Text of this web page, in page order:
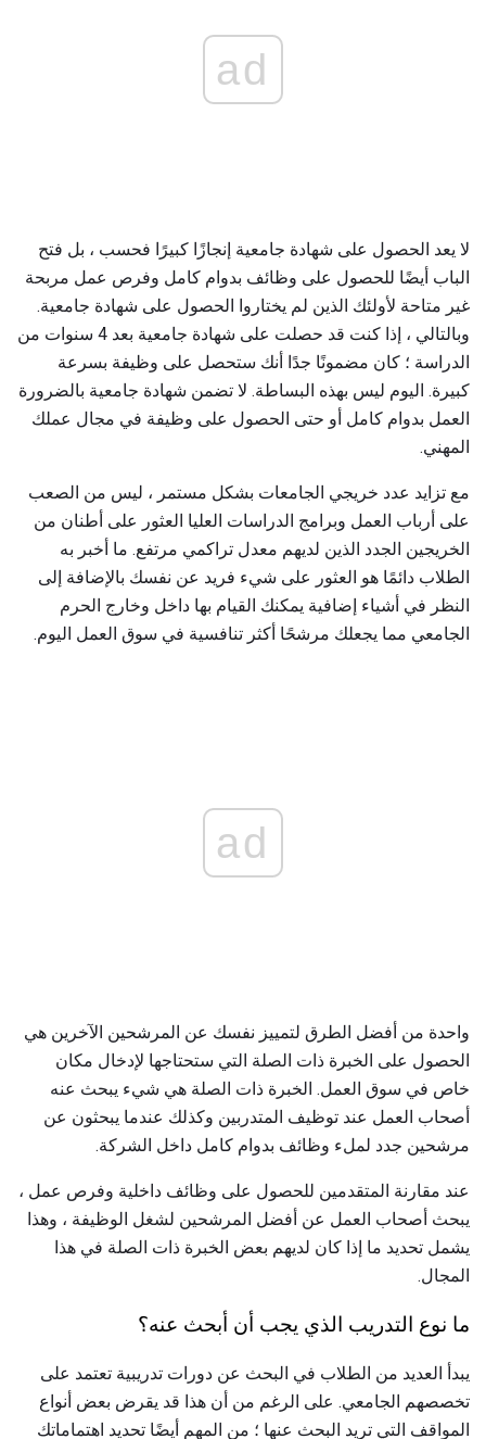
ad
لا يعد الحصول على شهادة جامعية إنجازًا كبيرًا فحسب ، بل فتح
الباب أيضًا للحصول على وظائف بدوام كامل وفرص عمل مربحة
غير متاحة لأولئك الذين لم يختاروا الحصول على شهادة جامعية.
وبالتالي ، إذا كنت قد حصلت على شهادة جامعية بعد 4 سنوات من
الدراسة ؛ كان مضمونًا جدًا أنك ستحصل على وظيفة بسرعة
كبيرة. اليوم ليس بهذه البساطة. لا تضمن شهادة جامعية بالضرورة
العمل بدوام كامل أو حتى الحصول على وظيفة في مجال عملك
المهني.
مع تزايد عدد خريجي الجامعات بشكل مستمر ، ليس من الصعب
على أرباب العمل وبرامج الدراسات العليا العثور على أطنان من
الخريجين الجدد الذين لديهم معدل تراكمي مرتفع. ما أخبر به
الطلاب دائمًا هو العثور على شيء فريد عن نفسك بالإضافة إلى
النظر في أشياء إضافية يمكنك القيام بها داخل وخارج الحرم
الجامعي مما يجعلك مرشحًا أكثر تنافسية في سوق العمل اليوم.
ad
واحدة من أفضل الطرق لتمييز نفسك عن المرشحين الآخرين هي
الحصول على الخبرة ذات الصلة التي ستحتاجها لإدخال مكان
خاص في سوق العمل. الخبرة ذات الصلة هي شيء يبحث عنه
أصحاب العمل عند توظيف المتدربين وكذلك عندما يبحثون عن
مرشحين جدد لملء وظائف بدوام كامل داخل الشركة.
عند مقارنة المتقدمين للحصول على وظائف داخلية وفرص عمل ،
يبحث أصحاب العمل عن أفضل المرشحين لشغل الوظيفة ، وهذا
يشمل تحديد ما إذا كان لديهم بعض الخبرة ذات الصلة في هذا
المجال.
ما نوع التدريب الذي يجب أن أبحث عنه؟
يبدأ العديد من الطلاب في البحث عن دورات تدريبية تعتمد على
تخصصهم الجامعي. على الرغم من أن هذا قد يقرض بعض أنواع
المواقف التي تريد البحث عنها ؛ من المهم أيضًا تحديد اهتماماتك